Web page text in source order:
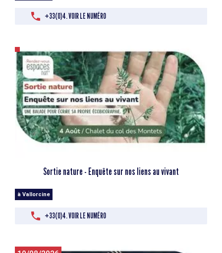
+33(0)4. VOIR LE NUMÉRO
Sortie nature - Enquête sur nos liens au vivant
à Vallorcine
+33(0)4. VOIR LE NUMÉRO